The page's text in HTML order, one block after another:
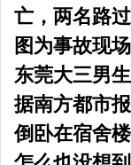
亡，两名路
图为事故现
东莞大三男
据南方都市
倒卧在宿舍